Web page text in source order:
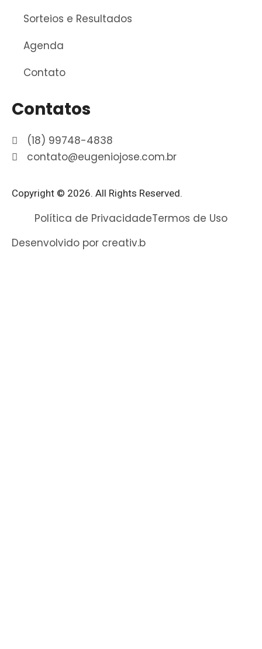
Sorteios e Resultados
Agenda
Contato
Contatos
(18) 99748-4838
contato@eugeniojose.com.br
Copyright © 2026. All Rights Reserved.​
Política de PrivacidadeTermos de Uso
Desenvolvido por creativ.b​​